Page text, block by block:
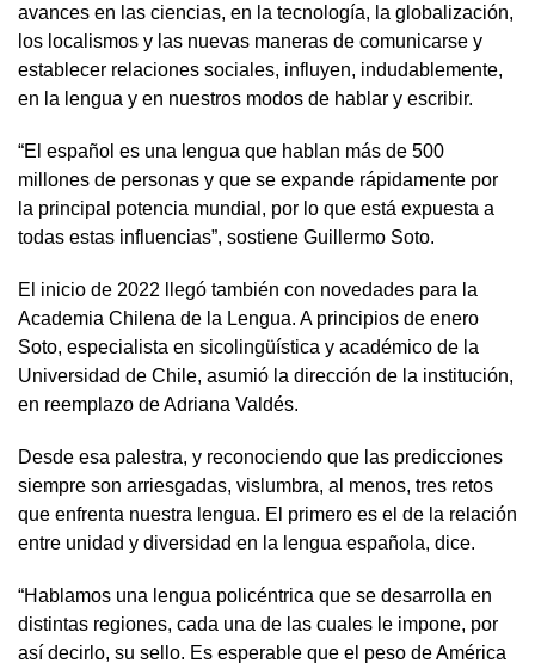
avances en las ciencias, en la tecnología, la globalización,
los localismos y las nuevas maneras de comunicarse y
establecer relaciones sociales, influyen, indudablemente,
en la lengua y en nuestros modos de hablar y escribir.
“El español es una lengua que hablan más de 500
millones de personas y que se expande rápidamente por
la principal potencia mundial, por lo que está expuesta a
todas estas influencias”, sostiene Guillermo Soto.
El inicio de 2022 llegó también con novedades para la
Academia Chilena de la Lengua. A principios de enero
Soto, especialista en sicolingüística y académico de la
Universidad de Chile, asumió la dirección de la institución,
en reemplazo de Adriana Valdés.
Desde esa palestra, y reconociendo que las predicciones
siempre son arriesgadas, vislumbra, al menos, tres retos
que enfrenta nuestra lengua. El primero es el de la relación
entre unidad y diversidad en la lengua española, dice.
“Hablamos una lengua policéntrica que se desarrolla en
distintas regiones, cada una de las cuales le impone, por
así decirlo, su sello. Es esperable que el peso de América